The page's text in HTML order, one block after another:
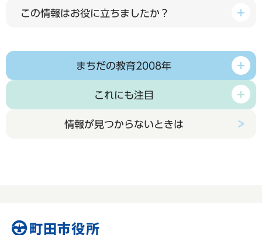
この情報はお役に立ちましたか？
まちだの教育2008年
これにも注目
情報が見つからないときは